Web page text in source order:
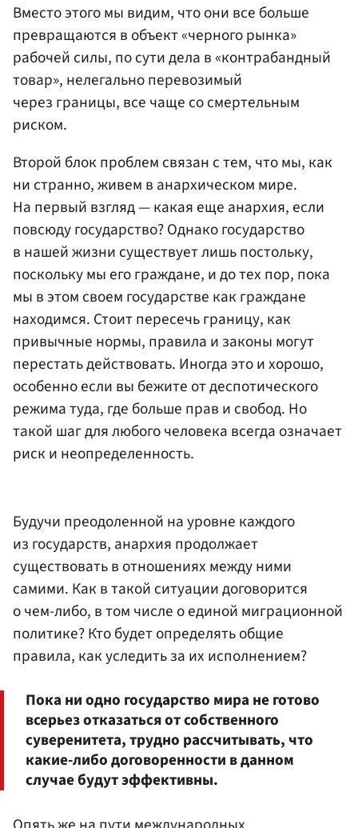
Вместо этого мы видим, что они все больше
превращаются в объект «черного рынка»
рабочей силы, по сути дела в «контрабандный
товар», нелегально перевозимый
через границы, все чаще со смертельным
риском.
Второй блок проблем связан с тем, что мы, как
ни странно, живем в анархическом мире.
На первый взгляд — какая еще анархия, если
повсюду государство? Однако государство
в нашей жизни существует лишь постольку,
поскольку мы его граждане, и до тех пор, пока
мы в этом своем государстве как граждане
находимся. Стоит пересечь границу, как
привычные нормы, правила и законы могут
перестать действовать. Иногда это и хорошо,
особенно если вы бежите от деспотического
режима туда, где больше прав и свобод. Но
такой шаг для любого человека всегда означает
риск и неопределенность.
Будучи преодоленной на уровне каждого
из государств, анархия продолжает
существовать в отношениях между ними
самими. Как в такой ситуации договорится
о чем-либо, в том числе о единой миграционной
политике? Кто будет определять общие
правила, как уследить за их исполнением?
Пока ни одно государство мира не готово
всерьез отказаться от собственного
суверенитета, трудно рассчитывать, что
какие-либо договоренности в данном
случае будут эффективны.